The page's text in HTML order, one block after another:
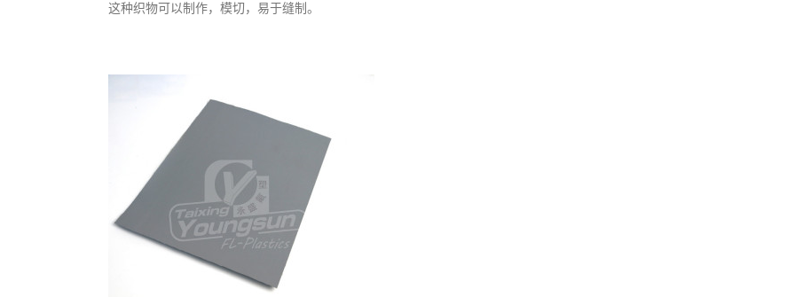
这种织物可以制作，模切，易于缝制。